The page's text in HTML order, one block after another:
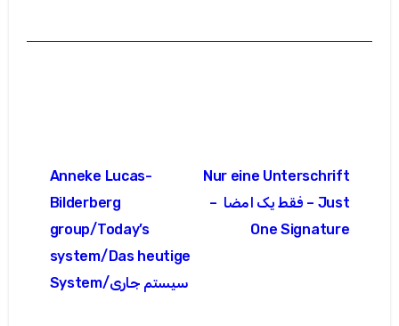
Anneke Lucas-
Bilderberg
group/Today’s
system/Das heutige
System/سیستم جاری
Nur eine Unterschrift
– فقط یک امضا – Just
One Signature